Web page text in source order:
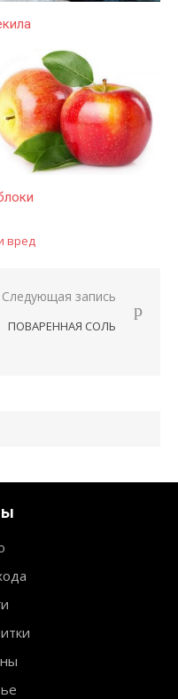
вред
Следующая запись
ПОВАРЕННАЯ СОЛЬ